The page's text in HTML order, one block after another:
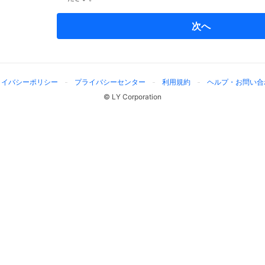
次へ
バシーポリシー プライバシーセンター 利用規約
ヘルプ・お問い
© LY Corporation